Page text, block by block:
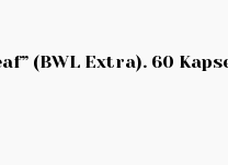
(BWL Extra). 60